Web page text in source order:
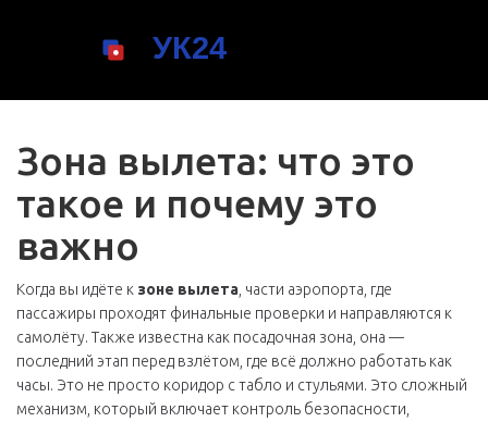
Зона вылета: что это
такое и почему это
важно
Когда вы идёте к зоне вылета части аэропорта, где
пассажиры проходят финальные проверки и направляются к
самолёту. Также известна как посадочная зона , она —
последний этап перед взлётом, где всё должно работать как
часы. Это не просто коридор с табло и стульями. Это сложный
механизм, который включает контроль безопасности,